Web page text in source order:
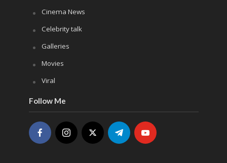
Cinema News
Celebrity talk
Galleries
Movies
Viral
Follow Me